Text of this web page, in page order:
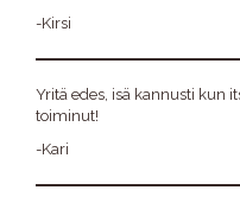
-Kirsi
Yritä edes, isä kannusti kun
toiminut!
-Kari